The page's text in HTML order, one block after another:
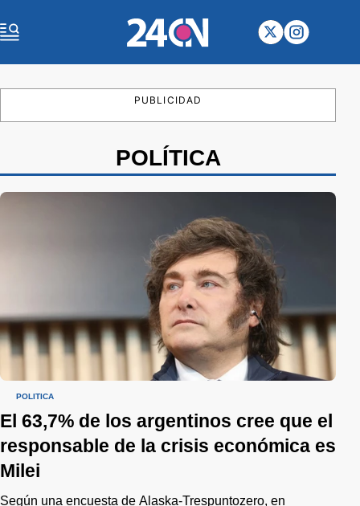
PUBLICIDAD
POLÍTICA
POLÍTICA
El 63,7% de los argentinos cree que el
responsable de la crisis económica es
Milei
Según una encuesta de Alaska-Trespuntozero, en